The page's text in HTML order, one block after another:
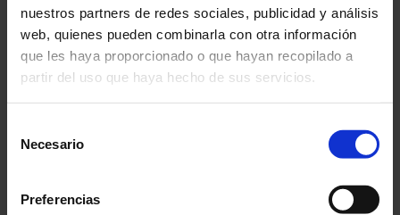
nuestros partners de redes sociales, publicidad y análisis
web, quienes pueden combinarla con otra información
que les haya proporcionado o que hayan recopilado a
partir del uso que haya hecho de sus servicios.
privacidad
Necesario
Preferencias
Under Construction
Under Construction